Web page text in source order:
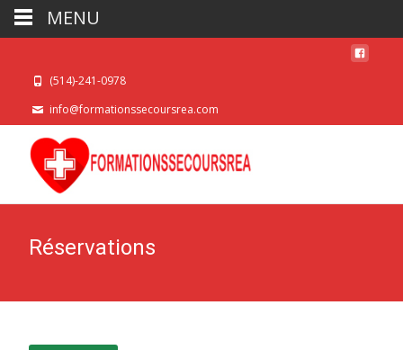
(514)-241-0978
info@formationssecoursrea.com
Réservations
MENU